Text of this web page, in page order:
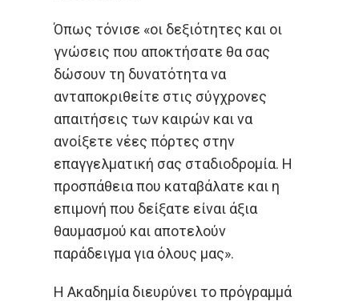
Όπως τόνισε «οι δεξιότητες και οι
γνώσεις που αποκτήσατε θα σας
δώσουν τη δυνατότητα να
ανταποκριθείτε στις σύγχρονες
απαιτήσεις των καιρών και να
ανοίξετε νέες πόρτες στην
επαγγελματική σας σταδιοδρομία. Η
προσπάθεια που καταβάλατε και η
επιμονή που δείξατε είναι άξια
θαυμασμού και αποτελούν
παράδειγμα για όλους μας».
Η Ακαδημία διευρύνει το πρόγραμμά